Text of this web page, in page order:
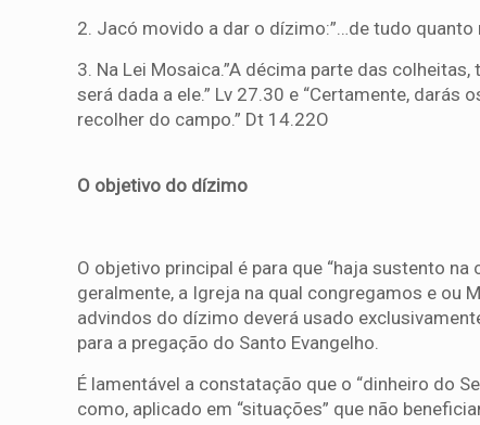
2. Jacó movido a dar o dízimo:”…de tudo
3. Na Lei Mosaica.”A décima parte das
será dada a ele.” Lv 27.30 e “Certamente,
recolher do campo.” Dt 14.22O
O objetivo do dízimo
O objetivo principal é para que “haja sustento
geralmente, a Igreja na qual congregamos e ou
advindos do dízimo deverá usado
para a pregação do Santo Evangelho.
É lamentável a constatação que o “dinheiro do
como, aplicado em “situações” que não